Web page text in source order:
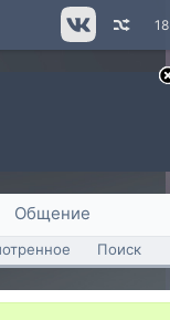
Общение
Поиск